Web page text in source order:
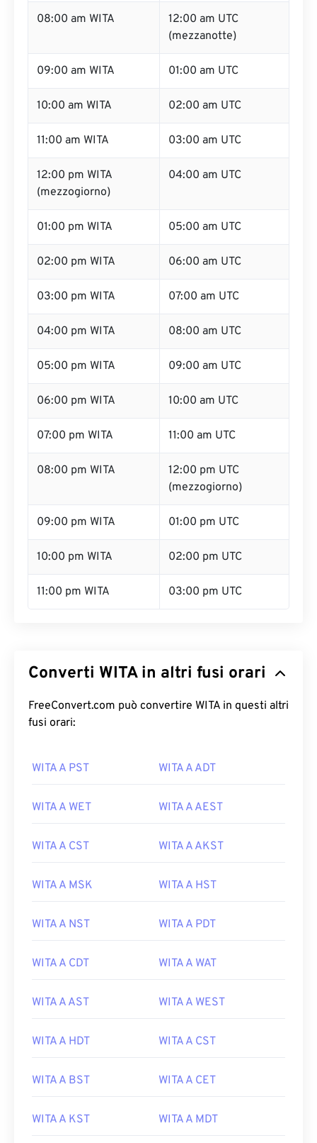
08:00 am WITA
12:00 am UTC
(mezzanotte)
09:00 am WITA 01:00 am UTC
10:00 am WITA 02:00 am UTC
11:00 am WITA 03:00 am UTC
12:00 pm WITA
(mezzogiorno)
04:00 am UTC
01:00 pm WITA 05:00 am UTC
02:00 pm WITA 06:00 am UTC
03:00 pm WITA 07:00 am UTC
04:00 pm WITA 08:00 am UTC
05:00 pm WITA 09:00 am UTC
06:00 pm WITA 10:00 am UTC
07:00 pm WITA 11:00 am UTC
08:00 pm WITA
12:00 pm UTC
(mezzogiorno)
09:00 pm WITA 01:00 pm UTC
10:00 pm WITA 02:00 pm UTC
11:00 pm WITA 03:00 pm UTC
Converti WITA in altri fusi orari
FreeConvert.com può convertire WITA in questi altri
fusi orari:
WITA A PST WITA A ADT
WITA A WET WITA A AEST
WITA A CST WITA A AKST
WITA A MSK WITA A HST
WITA A NST WITA A PDT
WITA A CDT WITA A WAT
WITA A AST WITA A WEST
WITA A HDT WITA A CST
WITA A BST WITA A CET
WITA A KST WITA A MDT